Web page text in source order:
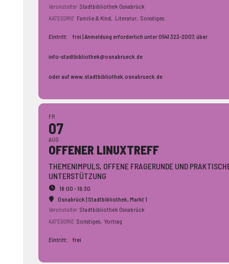
Veranstalter Stadtbibliothek Osnabrück
KATEGORIE Familie & Kind, Literatur, Sonstiges
Eintritt: frei | Anmeldung erforderlich unter 0541 323-2007, über
info-stadtbibliothek@osnabrueck.de
oder auf www.stadtbibliothek.osnabrueck.de
FR
07
AUG
OFFENER LINUXTREFF
THEMENIMPULS, OFFENE FRAGERUNDE UND
UNTERSTÜTZUNG
18:00 - 19:30
Osnabrück | Stadtbibliothek, Markt 1
Veranstalter Stadtbibliothek Osnabrück
KATEGORIE Sonstiges, Vortrag
Eintritt: frei